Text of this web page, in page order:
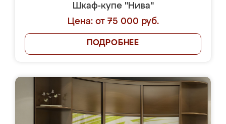
Шкаф-купе "Нива"
Цена: от 75 000 руб.
ПОДРОБНЕЕ